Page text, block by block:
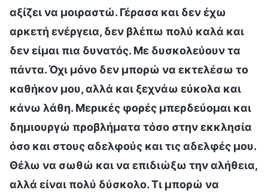
αξίζει να μοιραστώ. Γέρασα και δεν έχω
αρκετή ενέργεια, δεν βλέπω πολύ καλά και
δεν είμαι πια δυνατός. Με δυσκολεύουν τα
πάντα. Όχι μόνο δεν μπορώ να εκτελέσω το
καθήκον μου, αλλά και ξεχνάω εύκολα και
κάνω λάθη. Μερικές φορές μπερδεύομαι και
δημιουργώ προβλήματα τόσο στην εκκλησία
όσο και στους αδελφούς και τις αδελφές μου.
Θέλω να σωθώ και να επιδιώξω την αλήθεια,
αλλά είναι πολύ δύσκολο. Τι μπορώ να